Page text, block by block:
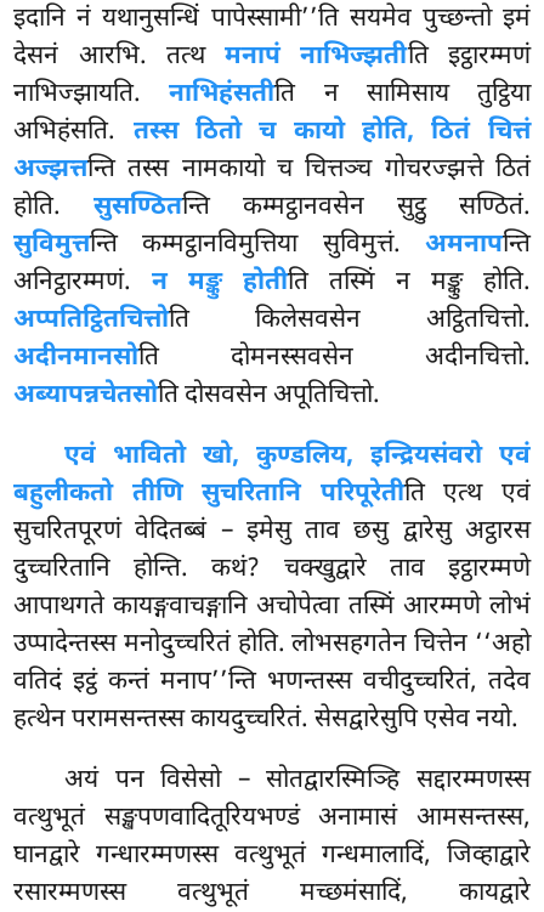
इदानि नं यथानुसन्धिं पापेस्सामी’’ति सयमेव पुच्छन्तो इमं
देसनं आरभि. तत्थमनापं नाभिज्झतीति इट्ठारम्मणं
नाभिज्झायति.नाभिहंसतीति न सामिसाय तुट्ठिया
अभिहंसति. तस्स ठितो च कायो होति, ठितं चित्तं
अज्झत्तन्ति तस्स नामकायो च चित्तञ्च गोचरज्झत्ते ठितं
होति.सुसण्ठितन्ति कम्मट्ठानवसेन सुट्ठु सण्ठितं.
सुविमुत्तन्ति कम्मट्ठानविमुत्तिया सुविमुत्तं. अमनापन्ति
अनिट्ठारम्मणं.न मङ्कु होतीति तस्मिं न मङ्कु होति.
अप्पतिट्ठितचित्तोति किलेसवसेन अट्ठितचित्तो.
अदीनमानसोति दोमनस्सवसेन अदीनचित्तो.
अब्यापन्नचेतसोति दोसवसेन अपूतिचित्तो.
एवं भावितो खो, कुण्डलिय, इन्द्रियसंवरो एवं
बहुलीकतो तीणि सुचरितानि परिपूरेतीति एत्थ एवं
सुचरितपूरणं वेदितब्बं – इमेसु ताव छसु द्वारेसु अट्ठारस
दुच्चरितानिहोन्ति. कथं? चक्खुद्वारे ताव इट्ठारम्मणे
आपाथगते कायङ्गवाचङ्गानि अचोपेत्वा तस्मिं आरम्मणे लोभं
उप्पादेन्तस्स मनोदुच्चरितं होति. लोभसहगतेन चित्तेन ‘‘अहो
वतिदं इट्ठं कन्तं मनाप’’न्ति भणन्तस्स वचीदुच्चरितं, तदेव
हत्थेन परामसन्तस्स कायदुच्चरितं. सेसद्वारेसुपि एसेव नयो.
अयं पन विसेसो – सोतद्वारस्मिञ्हि सद्दारम्मणस्स
वत्थुभूतं सङ्खपणवादितूरियभण्डं अनामासं आमसन्तस्स,
घानद्वारे गन्धारम्मणस्स वत्थुभूतं गन्धमालादिं, जिव्हाद्वारे
रसारम्मणस्स वत्थुभूतं मच्छमंसादिं, कायद्वारे